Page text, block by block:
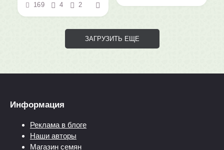
169 4 2
ЗАГРУЗИТЬ ЕЩЕ
Информация
Реклама в блоге
Наши авторы
Магазин семян